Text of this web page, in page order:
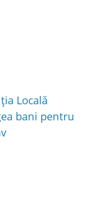
Locală
bani pentru